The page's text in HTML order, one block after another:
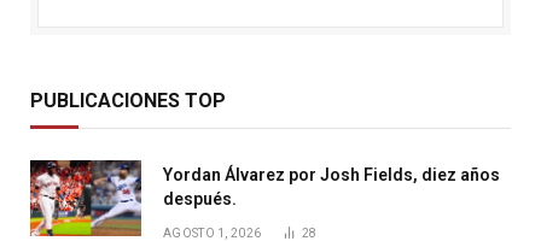
PUBLICACIONES TOP
Yordan Álvarez por Josh Fields, diez años
después.
AGOSTO 1, 2026 28